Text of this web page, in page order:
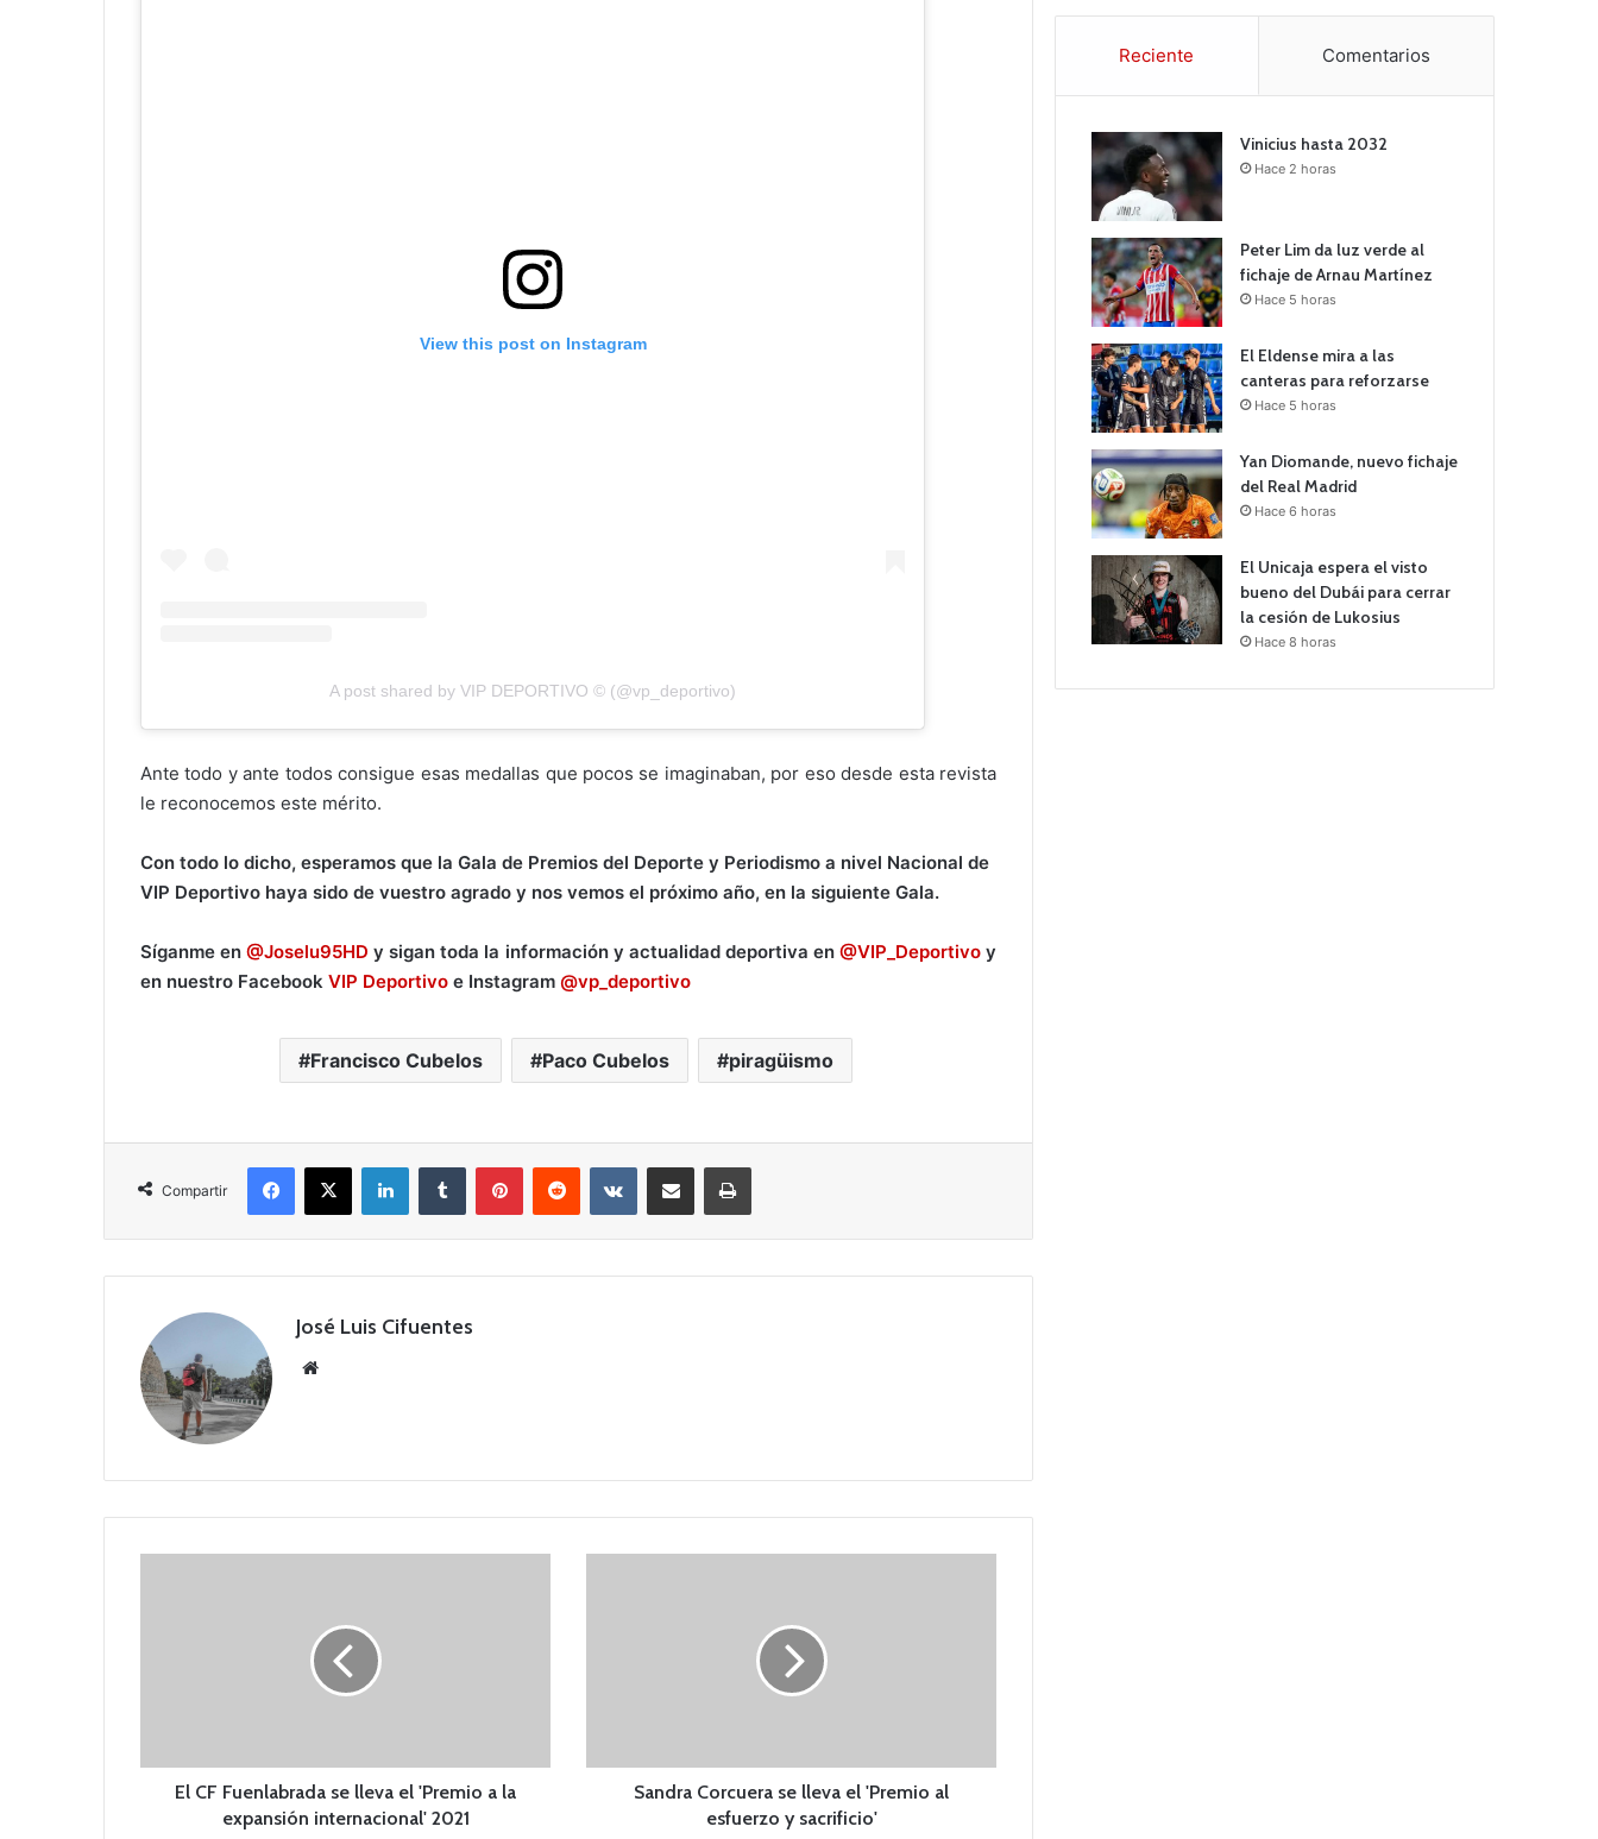
View this post on Instagram
A post shared by VIP DEPORTIVO © (@vp_deportivo)
Ante todo y ante todos consigue esas medallas que pocos se imaginaban, por eso desde esta revista
le reconocemos este mérito.
Con todo lo dicho, esperamos que la Gala de Premios del Deporte y Periodismo a nivel Nacional de
VIP Deportivo haya sido de vuestro agrado y nos vemos el próximo año, en la siguiente Gala.
Síganme en@Joselu95HD y sigan toda la información y actualidad deportiva en @VIP_Deportivoy
en nuestro Facebook VIP Deportivo e Instagram @vp_deportivo
Francisco Cubelos Paco Cubelos piragüismo
Compartir
José Luis Cifuentes
l
El CF Fuenlabrada se lleva el 'Premio a la
expansión internacional' 2021
r
Sandra Corcuera se lleva el 'Premio al
esfuerzo y sacrificio'
Reciente Comentarios
Vinicius hasta 2032
Hace 2 horas
Peter Lim da luz verde al
fichaje de Arnau Martínez
Hace 5 horas
El Eldense mira a las
canteras para reforzarse
Hace 5 horas
Yan Diomande, nuevo fichaje
del Real Madrid
Hace 6 horas
El Unicaja espera el visto
bueno del Dubái para cerrar
la cesión de Lukosius
Hace 8 horas